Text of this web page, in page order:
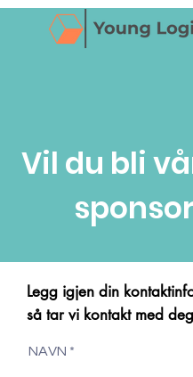
Vil du bli
Legg igjen din
så tar vi kontakt med deg
NAVN